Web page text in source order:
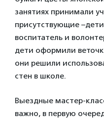
занятиях принимали
присутствующие
воспитатель и
дети оформили
они решили
стен в школе.
Выездные мастер-
важно, в первую